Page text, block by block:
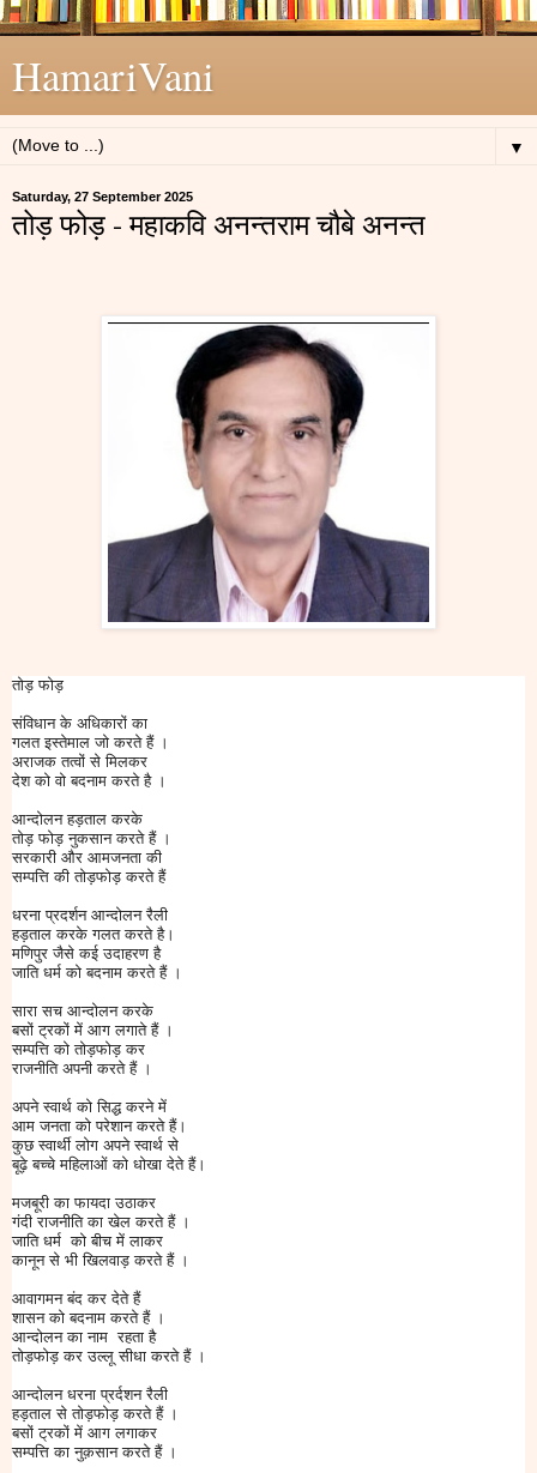
HamariVani
▼
Saturday, 27 September 2025
तोड़ फोड़ - महाकवि अनन्तराम चौबे अनन्त
तोड़ फोड़
संविधान के अधिकारों का
गलत इस्तेमाल जो करते हैं ।
अराजक तत्वों से मिलकर
देश को वो बदनाम करते है ।
आन्दोलन हड़ताल करके
तोड़ फोड़ नुकसान करते हैं ।
सरकारी और आमजनता की
सम्पत्ति की तोड़फोड़ करते हैं
धरना प्रदर्शन आन्दोलन रैली
हड़ताल करके गलत करते है।
मणिपुर जैसे कई उदाहरण है
जाति धर्म को बदनाम करते हैं ।
सारा सच आन्दोलन करके
बसों ट्रकों में आग लगाते हैं ।
सम्पत्ति को तोड़फोड़ कर
राजनीति अपनी करते हैं ।
अपने स्वार्थ को सिद्ध करने में
आम जनता को परेशान करते हैं।
कुछ स्वार्थी लोग अपने स्वार्थ से
बूढ़े बच्चे महिलाओं को धोखा देते हैं।
मजबूरी का फायदा उठाकर
गंदी राजनीति का खेल करते हैं ।
जाति धर्म को बीच में लाकर
कानून से भी खिलवाड़ करते हैं ।
आवागमन बंद कर देते हैं
शासन को बदनाम करते हैं ।
आन्दोलन का नाम रहता है
तोड़फोड़ कर उल्लू सीधा करते हैं ।
आन्दोलन धरना प्रर्दशन रैली
हड़ताल से तोड़फोड़ करते हैं ।
बसों ट्रकों में आग लगाकर
सम्पत्ति का नुक़सान करते हैं ।